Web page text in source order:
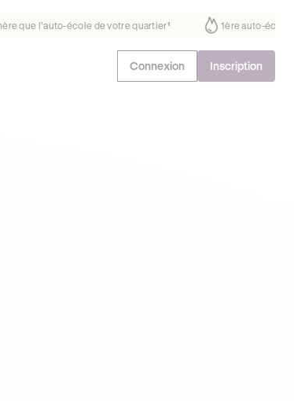
30% moins chère que l’auto-école de votre quartier
Connexion Inscription